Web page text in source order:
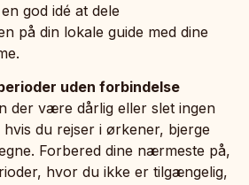
god idé at dele
på din lokale guide med dine
uden forbindelse
der være dårlig eller slet ingen
du rejser i ørkener, bjerge
Forbered dine nærmeste på,
hvor du ikke er tilgængelig,